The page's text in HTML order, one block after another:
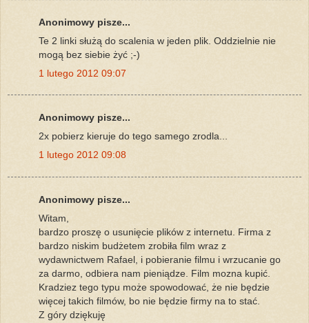
Anonimowy pisze...
Te 2 linki służą do scalenia w jeden plik. Oddzielnie nie
mogą bez siebie żyć ;-)
1 lutego 2012 09:07
Anonimowy pisze...
2x pobierz kieruje do tego samego zrodla...
1 lutego 2012 09:08
Anonimowy pisze...
Witam,
bardzo proszę o usunięcie plików z internetu. Firma z
bardzo niskim budżetem zrobiła film wraz z
wydawnictwem Rafael, i pobieranie filmu i wrzucanie go
za darmo, odbiera nam pieniądze. Film mozna kupić.
Kradziez tego typu może spowodować, że nie będzie
więcej takich filmów, bo nie będzie firmy na to stać.
Z góry dziękuję